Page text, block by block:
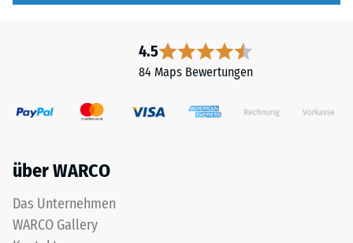
4.5
84 Maps Bewertungen
über WARCO
Das Unternehmen
WARCO Gallery